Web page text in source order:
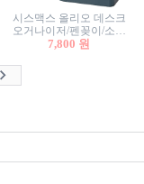
시스맥스 올리오 데스크
오거나이저/펜꽂이/소품
꽂이/소품함/정리함/수납
7,800 원